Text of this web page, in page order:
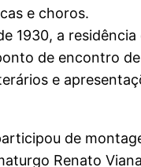
e choros.
1930, a
de encontro
e
de
Renato